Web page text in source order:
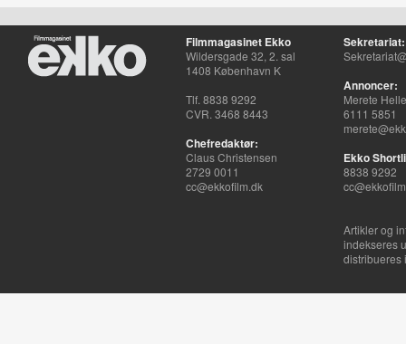
Filmmagasinet Ekko
Wildersgade 32, 2. sal
1408 København K
Tlf. 8838 9292
CVR. 3468 8443
Chefredaktør:
Claus Christensen
2729 0011
cc@ekkofilm.dk
Sekretariat:
Annoncer:
Merete
6111 5851
Ekko
8838 9292
Artikler og
indekseres
distribueres